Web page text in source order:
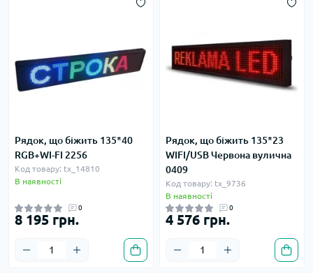
Рядок, що біжить 135*40
RGB+WI-FI 2256
Код товару: tx_14810
В наявності
0
8 195 грн.
Рядок, що біжить 135*23
WIFI/USB Червона вулична
0409
Код товару: tx_9736
В наявності
0
4 576 грн.